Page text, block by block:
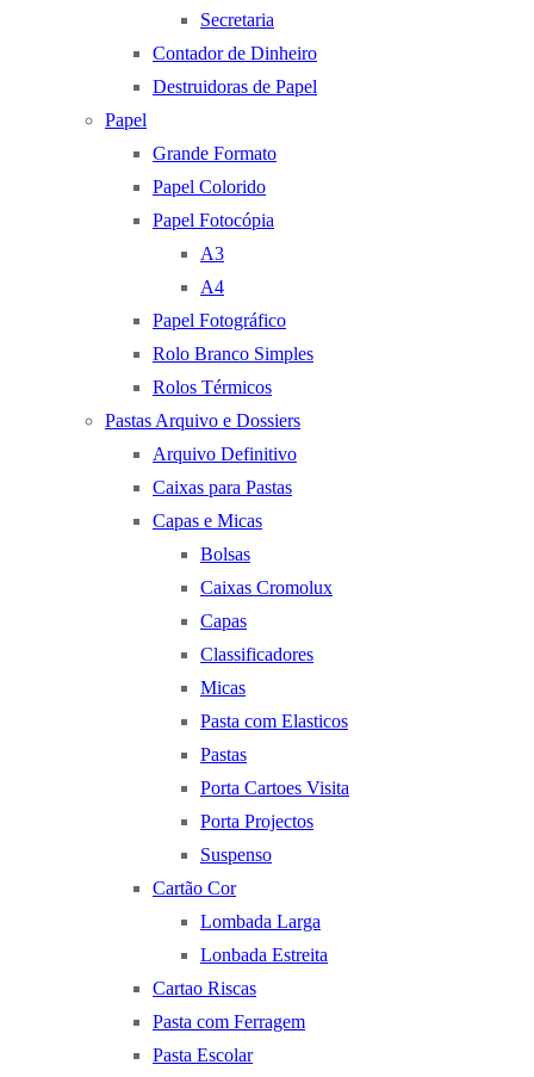
Secretaria
Contador de Dinheiro
Destruidoras de Papel
Papel
Grande Formato
Papel Colorido
Papel Fotocópia
A3
A4
Papel Fotográfico
Rolo Branco Simples
Rolos Térmicos
Pastas Arquivo e Dossiers
Arquivo Definitivo
Caixas para Pastas
Capas e Micas
Bolsas
Caixas Cromolux
Capas
Classificadores
Micas
Pasta com Elasticos
Pastas
Porta Cartoes Visita
Porta Projectos
Suspenso
Cartão Cor
Lombada Larga
Lonbada Estreita
Cartao Riscas
Pasta com Ferragem
Pasta Escolar